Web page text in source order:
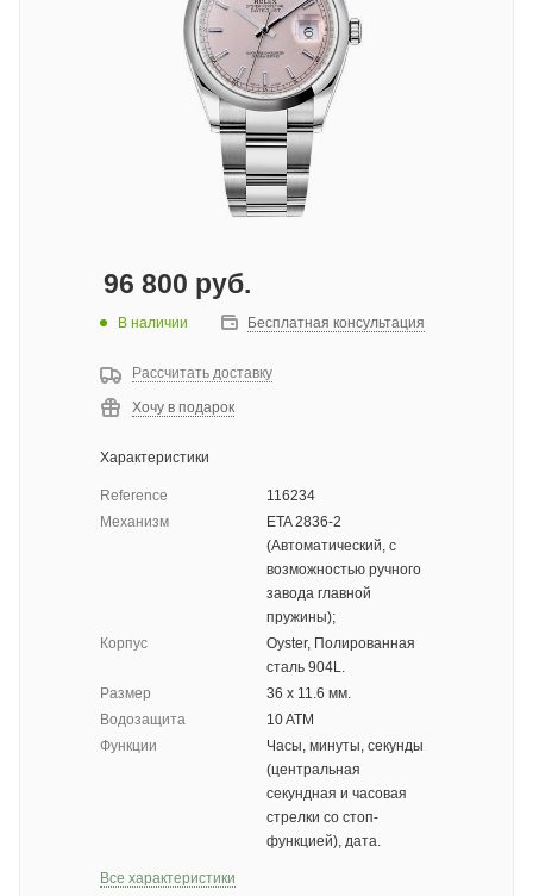
96 800 руб.
В наличии Бесплатная консультация
Рассчитать доставку
Хочу в подарок
Характеристики
Reference
116234
Механизм
ETA 2836-2
(Автоматический, с
возможностью ручного
завода главной
пружины);
Корпус
Oyster, Полированная
сталь 904L.
Размер
36 х 11.6 мм.
Водозащита
10 ATM
Функции
Часы, минуты, секунды
(центральная
секундная и часовая
стрелки со стоп-
функцией), дата.
Все характеристики